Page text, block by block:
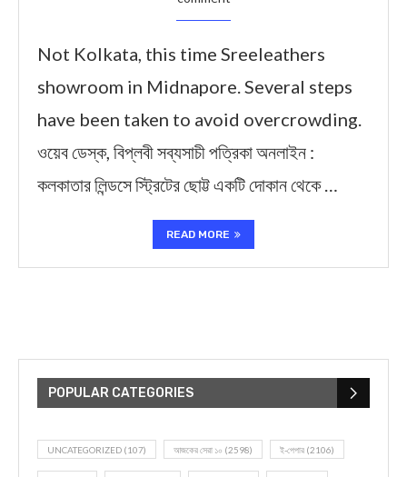
Not Kolkata, this time Sreeleathers
showroom in Midnapore. Several steps
have been taken to avoid overcrowding.
ওয়েব ডেস্ক, বিপ্লবী সব্যসাচী পত্রিকা অনলাইন :
কলকাতার লিন্ডসে স্ট্রিটের ছোট্ট একটি দোকান থেকে …
READ MORE
POPULAR CATEGORIES
UNCATEGORIZED (107) আজকের সেরা ১০ (2598) ই-পেপার (2106)